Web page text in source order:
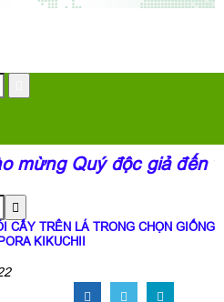
mừng Quý độc giả đến
CẤY TRÊN LÁ TRONG CHỌN GIỐNG
KIKUCHII